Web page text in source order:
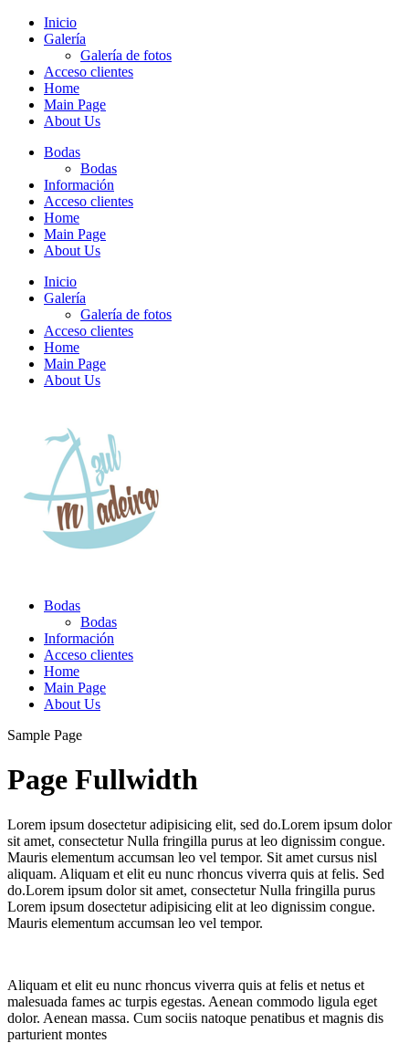
Inicio
Galería
Galería de fotos
Acceso clientes
Home
Main Page
About Us
Bodas
Bodas
Información
Acceso clientes
Home
Main Page
About Us
Inicio
Galería
Galería de fotos
Acceso clientes
Home
Main Page
About Us
Bodas
Bodas
Información
Acceso clientes
Home
Main Page
About Us
Sample Page
Page Fullwidth
Lorem ipsum dosectetur adipisicing elit, sed do.Lorem ipsum dolor
sit amet, consectetur Nulla fringilla purus at leo dignissim congue.
Mauris elementum accumsan leo vel tempor. Sit amet cursus nisl
aliquam. Aliquam et elit eu nunc rhoncus viverra quis at felis. Sed
do.Lorem ipsum dolor sit amet, consectetur Nulla fringilla purus
Lorem ipsum dosectetur adipisicing elit at leo dignissim congue.
Mauris elementum accumsan leo vel tempor.
Aliquam et elit eu nunc rhoncus viverra quis at felis et netus et
malesuada fames ac turpis egestas. Aenean commodo ligula eget
dolor. Aenean massa. Cum sociis natoque penatibus et magnis dis
parturient montes